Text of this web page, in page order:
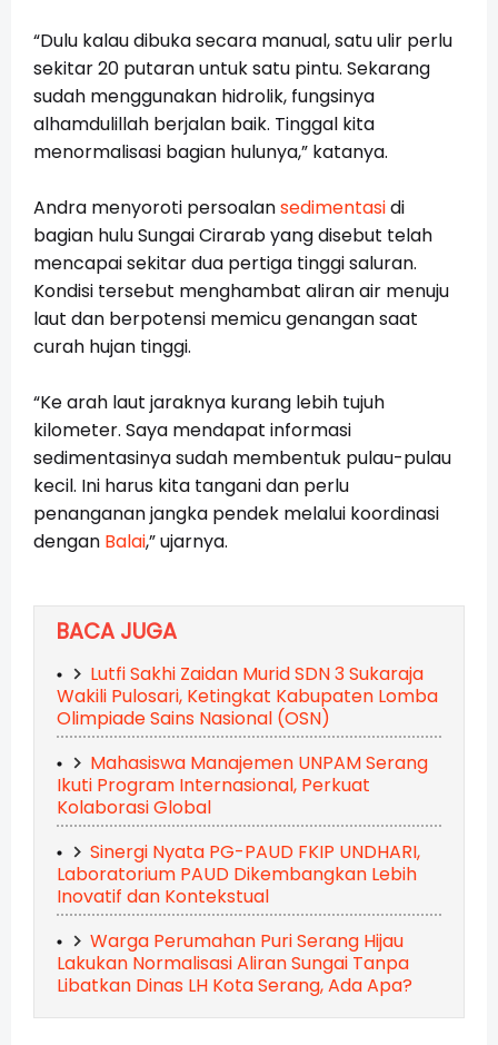
“Dulu kalau dibuka secara manual, satu ulir perlu
sekitar 20 putaran untuk satu pintu. Sekarang
sudah menggunakan hidrolik, fungsinya
alhamdulillah berjalan baik. Tinggal kita
menormalisasi bagian hulunya,” katanya.
Andra menyoroti persoalansedimentasidi
bagian hulu Sungai Cirarab yang disebut telah
mencapai sekitar dua pertiga tinggi saluran.
Kondisi tersebut menghambat aliran air menuju
laut dan berpotensi memicu genangan saat
curah hujan tinggi.
“Ke arah laut jaraknya kurang lebih tujuh
kilometer. Saya mendapat informasi
sedimentasinya sudah membentuk pulau-pulau
kecil. Ini harus kita tangani dan perlu
penanganan jangka pendek melalui koordinasi
dengan Balai,” ujarnya.
BACA JUGA
Lutfi Sakhi Zaidan Murid SDN 3 Sukaraja
Wakili Pulosari, Ketingkat Kabupaten Lomba
Olimpiade Sains Nasional (OSN)
Mahasiswa Manajemen UNPAM Serang
Ikuti Program Internasional, Perkuat
Kolaborasi Global
Sinergi Nyata PG-PAUD FKIP UNDHARI,
Laboratorium PAUD Dikembangkan Lebih
Inovatif dan Kontekstual
Warga Perumahan Puri Serang Hijau
Lakukan Normalisasi Aliran Sungai Tanpa
Libatkan Dinas LH Kota Serang, Ada Apa?